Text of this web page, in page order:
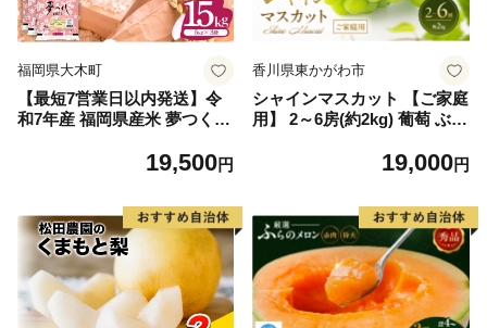
福岡県大木町
【最短7営業日以内発送】令
和7年産 福岡県産米 夢つくし
19,500円
香川県東かがわ市
シャインマスカット 【ご家庭
用】 2～6房(約2kg) 葡萄 ぶど
もの 果実 旬の果物 旬のフル
19,000円